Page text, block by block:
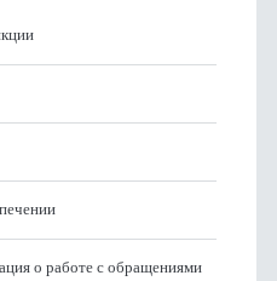
о работе с обращениями